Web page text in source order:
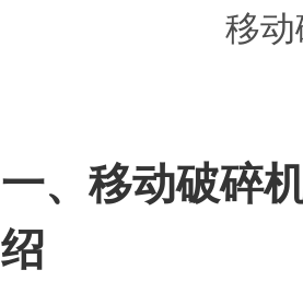
移
一、移动破碎
绍